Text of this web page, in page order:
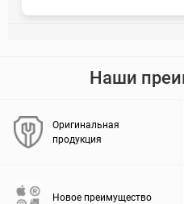
Наши
Оригинальная
продукция
Новое преимущество